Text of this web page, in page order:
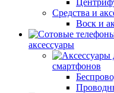
Средства и
Воск и
аксессуары
смартфонов